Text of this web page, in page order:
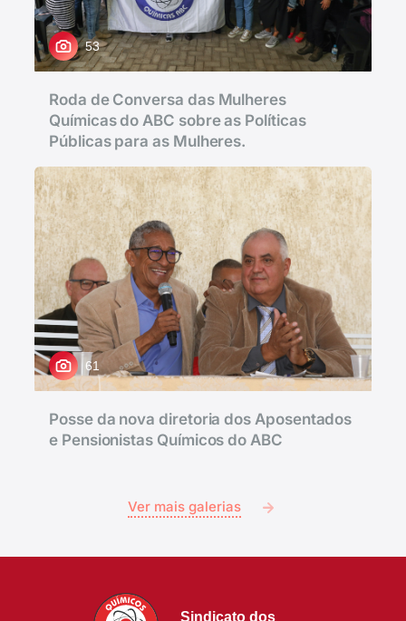
53
Roda de Conversa das Mulheres
Químicas do ABC sobre as Políticas
Públicas para as Mulheres.
61
Posse da nova diretoria dos Aposentados
e Pensionistas Químicos do ABC
Ver mais galerias
Sindicato dos